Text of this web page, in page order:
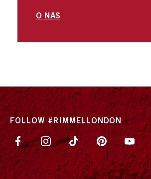
O NAS
FOLLOW #RIMMELLONDON